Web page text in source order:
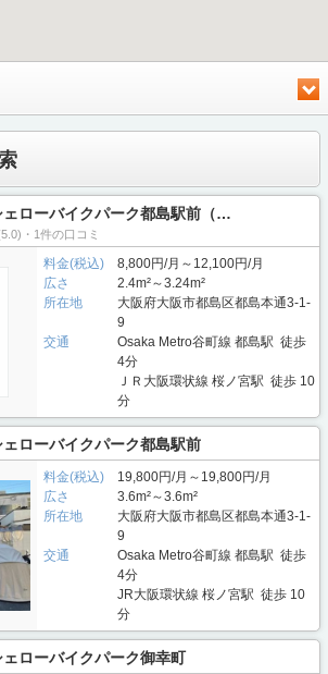
ェローバイクパーク都島駅前（…
・1件の口コミ
料金(税込)
8,800円/月～12,100円/月
広さ
2.4m²～3.24m²
所在地
大阪府大阪市都島区都島本通3-1-
9
交通
Osaka Metro谷町線 都島駅 徒歩
4分
ＪＲ大阪環状線 桜ノ宮駅 徒歩 10
分
ェローバイクパーク都島駅前
料金(税込)
19,800円/月～19,800円/月
広さ
3.6m²～3.6m²
所在地
大阪府大阪市都島区都島本通3-1-
9
交通
Osaka Metro谷町線 都島駅 徒歩
4分
JR大阪環状線 桜ノ宮駅 徒歩 10
分
ェローバイクパーク御幸町